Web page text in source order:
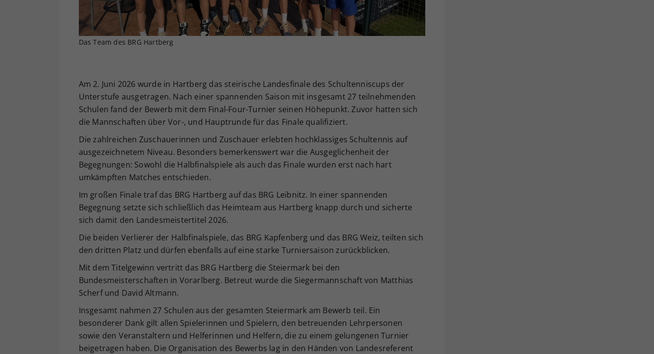
Das Team des BRG Hartberg
Am 2. Juni 2026 wurde in Hartberg das steirische Landesfinale des Schultenniscups der
Unterstufe ausgetragen. Nach einer spannenden Saison mit insgesamt 27 teilnehmenden
Schulen fand der Bewerb mit dem Final-Four-Turnier seinen Höhepunkt. Zuvor hatten sich
die Mannschaften über Vor-, und Hauptrunde für das Finale qualifiziert.
Die zahlreichen Zuschauerinnen und Zuschauer erlebten hochklassiges Schultennis auf
ausgezeichnetem Niveau. Besonders bemerkenswert war die Ausgeglichenheit der
Begegnungen: Sowohl die Halbfinalspiele als auch das Finale wurden erst nach hart
umkämpften Matches entschieden.
Im großen Finale traf das BRG Hartberg auf das BRG Leibnitz. In einer spannenden
Begegnung setzte sich schließlich das Heimteam aus Hartberg knapp durch und sicherte
sich damit den Landesmeistertitel 2026.
Die beiden Verlierer der Halbfinalspiele, das BRG Kapfenberg und das BRG Weiz, teilten sich
den dritten Platz und dürfen ebenfalls auf eine starke Turniersaison zurückblicken.
Mit dem Titelgewinn vertritt das BRG Hartberg die Steiermark bei den
Bundesmeisterschaften in Vorarlberg. Betreut wurde die Siegermannschaft von Matthias
Scherf und David Altmann.
Insgesamt nahmen 27 Schulen aus der gesamten Steiermark am Bewerb teil. Ein
besonderer Dank gilt allen Spielerinnen und Spielern, den betreuenden Lehrpersonen
sowie den Veranstaltern und Helferinnen und Helfern, die zu einem gelungenen Turnier
beigetragen haben. Die Organisation des Bewerbs lag in den Händen von Landesreferent
Ihrer vorgenommen Einstellungen, falls der
Webseiten-Betreiber dies eingestellt hat.